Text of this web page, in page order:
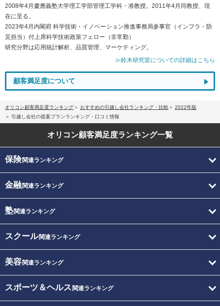
2008年4月慶應義塾大学理工学部管理工学科・准教授。2011年4月同教授、現
在に至る。
2023年4月内閣府 科学技術・イノベーション推進事務局参事官（インフラ・防
災担当）付上席科学技術政策フェロー（非常勤）
研究分野は応用統計解析、品質管理、マーケティング。
≫鈴木研究室についての詳細はこちら
顧客満足度について
オリコン顧客満足度ランキング おすすめの引越し会社ランキング・比較
2022年版
引越し会社の提案プランランキング・口コミ情報
オリコン顧客満足度ランキング一覧
保険関連ランキング
金融関連ランキング
塾関連ランキング
スクール関連ランキング
美容関連ランキング
スポーツ＆ヘルス 関連ランキング